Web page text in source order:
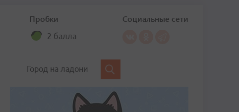
Пробки
2 балла
Социальные сети
Город на ладони